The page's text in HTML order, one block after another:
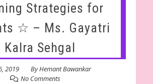
Strategies for
☆ – Ms. Gayatri
Kalra Sehgal
2019 ByHemant Bawankar
No Comments